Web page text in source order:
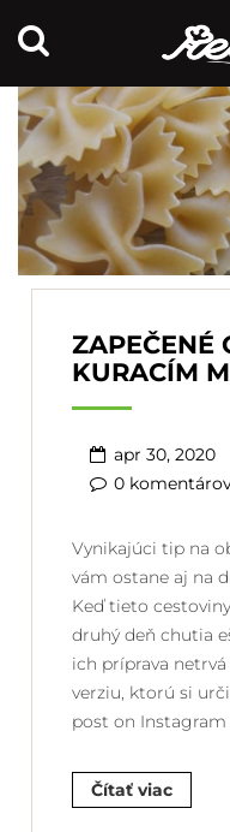
ZAPEČENÉ
KURACÍM
apr 30, 2020
0
Vynikajúci tip na
vám ostane aj na
Keď tieto
druhý deň chutia
ich príprava
verziu, ktorú si
post on
Čítať viac